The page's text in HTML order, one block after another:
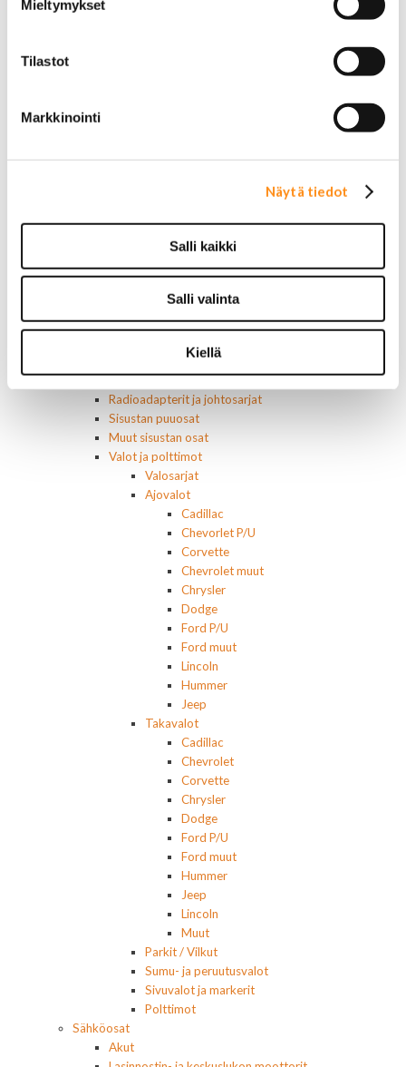
Mieltymykset
Tilastot
Markkinointi
Näytä tiedot
Salli kaikki
Salli valinta
Kiellä
22 tuumaiset vanteet
24 tuumaiset vanteet
Sisusta
Istuimet ja tarvikkeet
Lattiamatot
Ratinpäälliset
Radioadapterit ja johtosarjat
Sisustan puuosat
Muut sisustan osat
Valot ja polttimot
Valosarjat
Ajovalot
Cadillac
Chevorlet P/U
Corvette
Chevrolet muut
Chrysler
Dodge
Ford P/U
Ford muut
Lincoln
Hummer
Jeep
Takavalot
Cadillac
Chevrolet
Corvette
Chrysler
Dodge
Ford P/U
Ford muut
Hummer
Jeep
Lincoln
Muut
Parkit / Vilkut
Sumu- ja peruutusvalot
Sivuvalot ja markerit
Polttimot
Sähköosat
Akut